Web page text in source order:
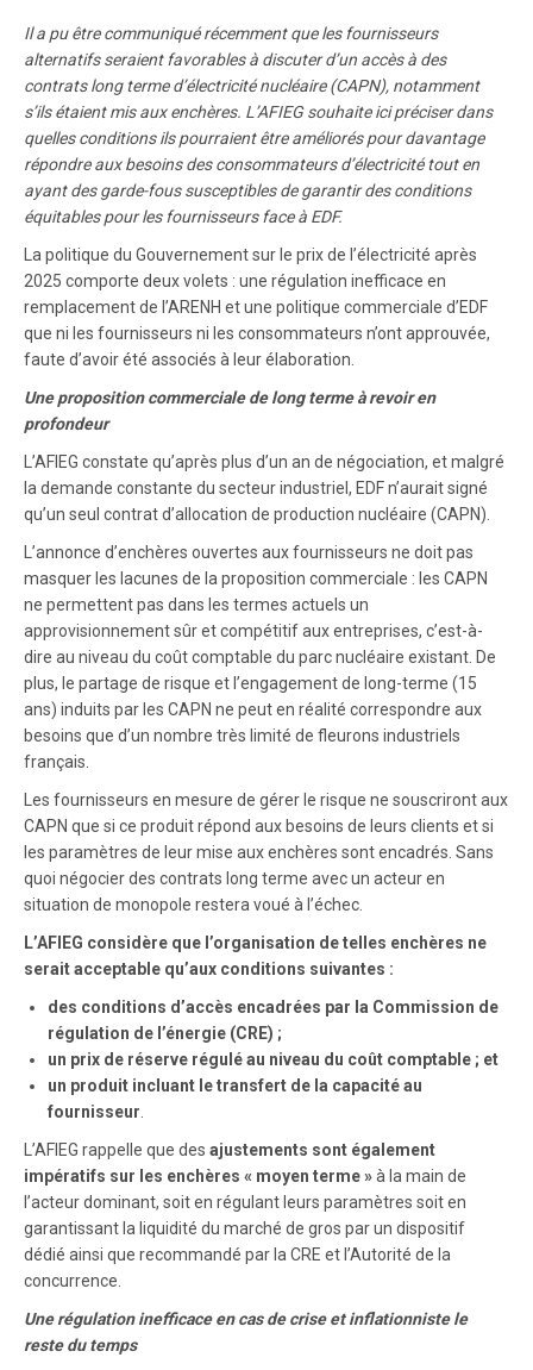
Il a pu être communiqué récemment que les fournisseurs
alternatifs seraient favorables à discuter d’un accès à des
contrats long terme d’électricité nucléaire (CAPN), notamment
s’ils étaient mis aux enchères. L’AFIEG souhaite ici préciser dans
quelles conditions ils pourraient être améliorés pour davantage
répondre aux besoins des consommateurs d’électricité tout en
ayant des garde-fous susceptibles de garantir des conditions
équitables pour les fournisseurs face à EDF.
La politique du Gouvernement sur le prix de l’électricité après
2025 comporte deux volets : une régulation inefficace en
remplacement de l’ARENH et une politique commerciale d’EDF
que ni les fournisseurs ni les consommateurs n’ont approuvée,
faute d’avoir été associés à leur élaboration.
Une proposition commerciale de long terme à revoir en
profondeur
L’AFIEG constate qu’après plus d’un an de négociation, et malgré
la demande constante du secteur industriel, EDF n’aurait signé
qu’un seul contrat d’allocation de production nucléaire (CAPN).
L’annonce d’enchères ouvertes aux fournisseurs ne doit pas
masquer les lacunes de la proposition commerciale : les CAPN
ne permettent pas dans les termes actuels un
approvisionnement sûr et compétitif aux entreprises, c’est-à-
dire au niveau du coût comptable du parc nucléaire existant. De
plus, le partage de risque et l’engagement de long-terme (15
ans) induits par les CAPN ne peut en réalité correspondre aux
besoins que d’un nombre très limité de fleurons industriels
français.
Les fournisseurs en mesure de gérer le risque ne souscriront aux
CAPN que si ce produit répond aux besoins de leurs clients et si
les paramètres de leur mise aux enchères sont encadrés. Sans
quoi négocier des contrats long terme avec un acteur en
situation de monopole restera voué à l’échec.
L’AFIEG considère que l’organisation de telles enchères ne
serait acceptable qu’aux conditions suivantes :
des conditions d’accès encadrées par la Commission de
régulation de l’énergie (CRE) ;
un prix de réserve régulé au niveau du coût comptable ; et
un produit incluant le transfert de la capacité au
fournisseur
L’AFIEG rappelle que des ajustements sont également
impératifs sur les enchères « moyen terme »à la main de
l’acteur dominant, soit en régulant leurs paramètres soit en
garantissant la liquidité du marché de gros par un dispositif
dédié ainsi que recommandé par la CRE et l’Autorité de la
concurrence.
Une régulation inefficace en cas de crise et inflationniste le
reste du temps